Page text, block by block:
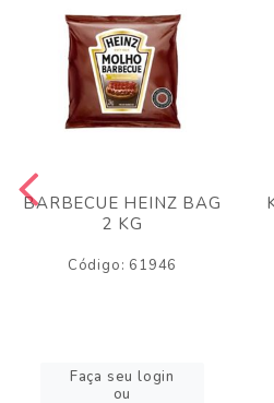
BARBECUE HEINZ BAG
2 KG
Código: 61946
Faça seu login
ou